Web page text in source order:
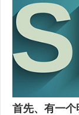
首先、有一